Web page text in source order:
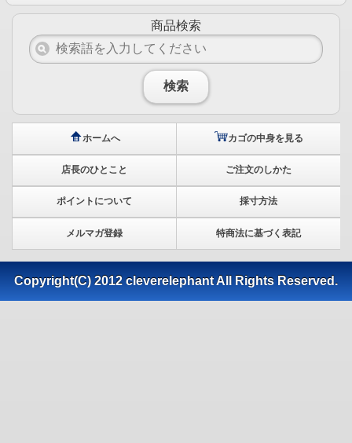
商品検索
検索
ホームへ カゴの中身を見る
店長のひとこと ご注文のしかた
ポイントについて 採寸方法
メルマガ登録 特商法に基づく表記
Copyright(C) 2012 cleverelephant All Rights Reserved.